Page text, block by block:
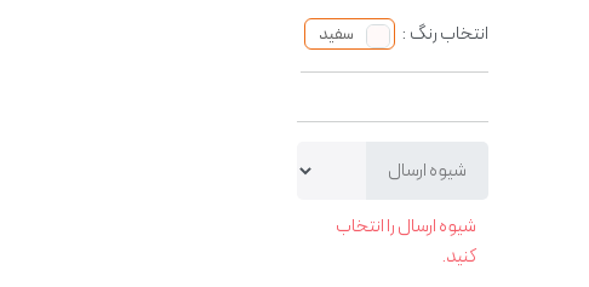
انتخاب رنگ : سفید
شیوه ارسال
شیوه ارسال را انتخاب
کنید.